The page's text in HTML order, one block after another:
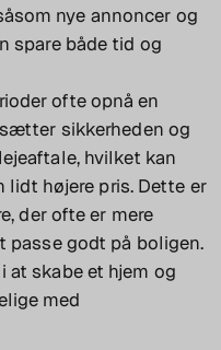
nye annoncer og
spare både tid og
ofte opnå en
sikkerheden og
hvilket kan
højere pris. Dette er
der ofte er mere
passe godt på boligen.
at skabe et hjem og
med